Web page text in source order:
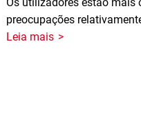
preocupações
Leia mais